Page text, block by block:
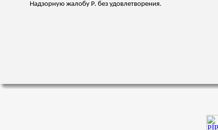
Надзорную жалобу Р. без удовлетворения.